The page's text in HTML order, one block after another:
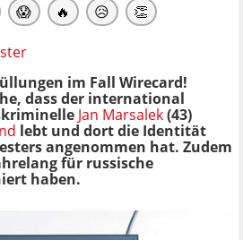
😱 🔥 😥 👏
im Fall Wirecard!
dass der international
Jan Marsalek(43)
lebt und dort die Identität
angenommen hat. Zudem
für russische
haben.